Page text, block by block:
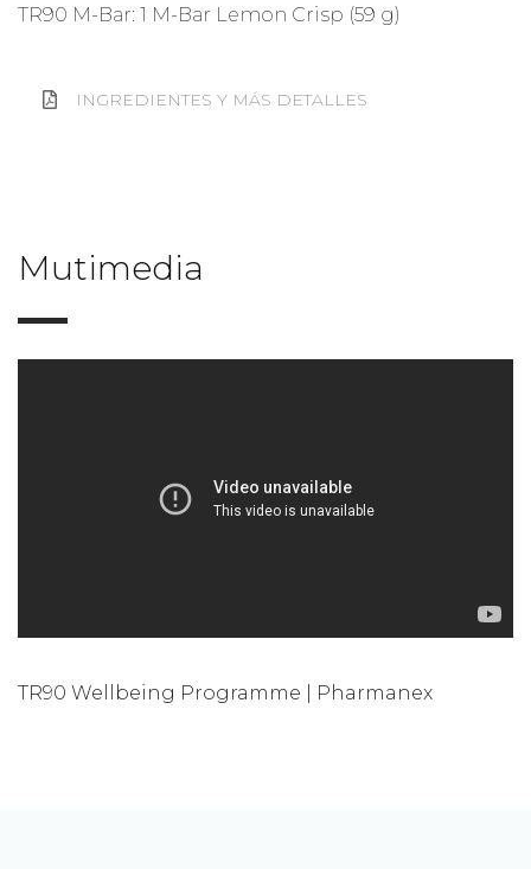
TR90 M-Bar: 1 M-Bar Lemon Crisp (59 g)
INGREDIENTES Y MÁS DETALLES
Mutimedia
TR90 Wellbeing Programme | Pharmanex